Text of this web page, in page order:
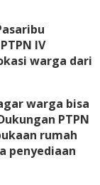
IV
warga dari
warga bisa
PTPN
rumah
penyediaan